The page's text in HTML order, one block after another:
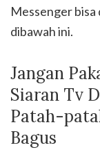
Messenger bisa
dibawah ini.
Jangan
Siaran Tv
Patah-
Bagus